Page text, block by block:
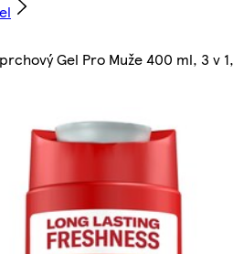
Gel Pro Muže 400 ml, 3 v